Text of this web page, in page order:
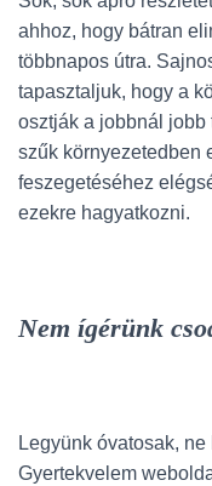
ahhoz, hogy bátran
többnapos útra.
tapasztaljuk, hogy a
osztják a jobbnál jobb
szűk környezetedben
feszegetéséhez
ezekre hagyatkozni.
Nem ígérünk
Legyünk óvatosak,
Gyertekvelem